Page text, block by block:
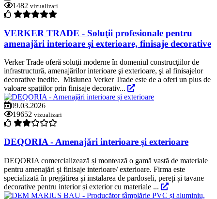
1482 vizualizari
VERKER TRADE - Soluţii profesionale pentru
amenajări interioare şi exterioare, finisaje decorative
Verker Trade oferă soluţii moderne în domeniul construcţiilor de
infrastructură, amenajărilor interioare şi exterioare, şi al finisajelor
decorative inedite. Misiunea Verker Trade este de a oferi un plus de
valoare spaţiilor prin finisaje decorativ...
09.03.2026
19652 vizualizari
DEQORIA - Amenajări interioare și exterioare
DEQORIA comercializează și montează o gamă vastă de materiale
pentru amenajări și finisaje interioare/ exterioare. Firma este
specializată în pregătirea și instalarea de pardoseli, pereți și tavane
decorative pentru interior și exterior cu materiale ...